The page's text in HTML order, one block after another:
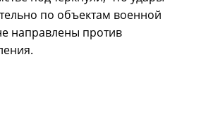
по объектам военной
направлены против